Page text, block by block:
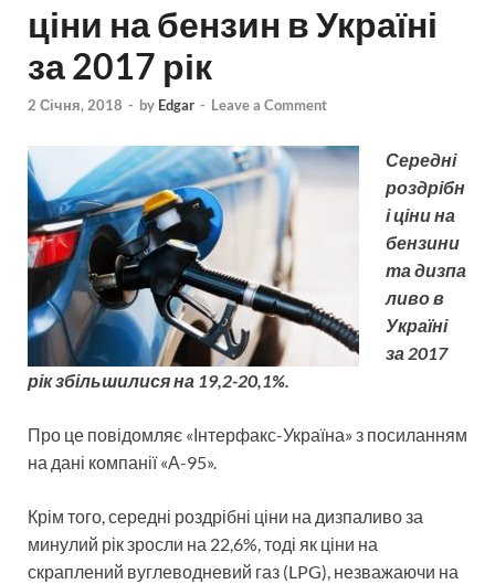
ціни на бензин в Україні
за 2017 рік
2 Січня, 2018 - by Edgar - Leave a Comment
Середні
роздрібн
і ціни на
бензини
та дизпа
ливо в
Україні
за 2017
рік збільшилися на 19,2-20,1%.
Про це повідомляє «Інтерфакс-Україна» з посиланням
на дані компанії «А-95».
Крім того, середні роздрібні ціни на дизпаливо за
минулий рік зросли на 22,6%, тоді як ціни на
скраплений вуглеводневий газ (LPG), незважаючи на